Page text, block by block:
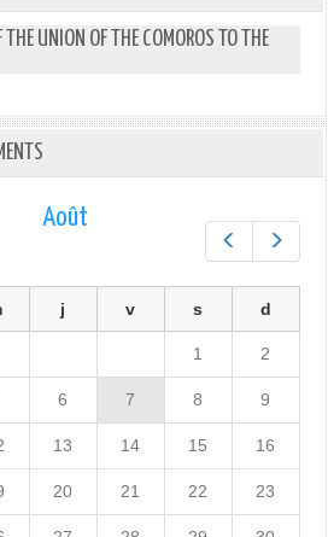
UNION OF THE COMOROS TO THE
Préc.
Août
j v s d
1 2
6 7 8 9
13 14 15 16
20 21 22 23